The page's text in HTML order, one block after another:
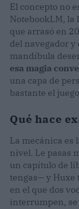
El concepto no
NotebookLM, la
que arrasó en
del navegador
mandíbula
esa magia
una capa de
bastante el
Qué hace
La mecánica es
nivel. Le pasas
un capítulo de
tengas— y Huxe
en el que dos
interrumpen,